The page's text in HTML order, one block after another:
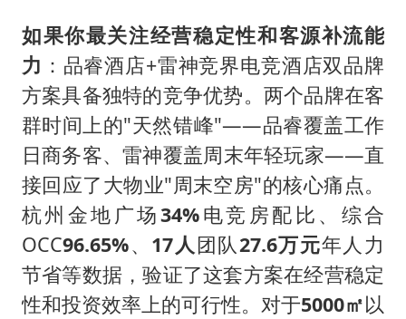
如果你最关注经营稳定性和客源补流能
力 ：品睿酒店+雷神竞界电竞酒店双品牌
方案具备独特的竞争优势。两个品牌在客
群时间上的"天然错峰"——品睿覆盖工作
日商务客、雷神覆盖周末年轻玩家——直
接回应了大物业"周末空房"的核心痛点。
杭州金地广场34%电竞房配比、综合
OCC96.65%、 17人团队27.6万元年人力
节省等数据，验证了这套方案在经营稳定
性和投资效率上的可行性。对于5000㎡以